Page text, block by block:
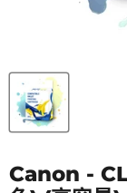
Canon -